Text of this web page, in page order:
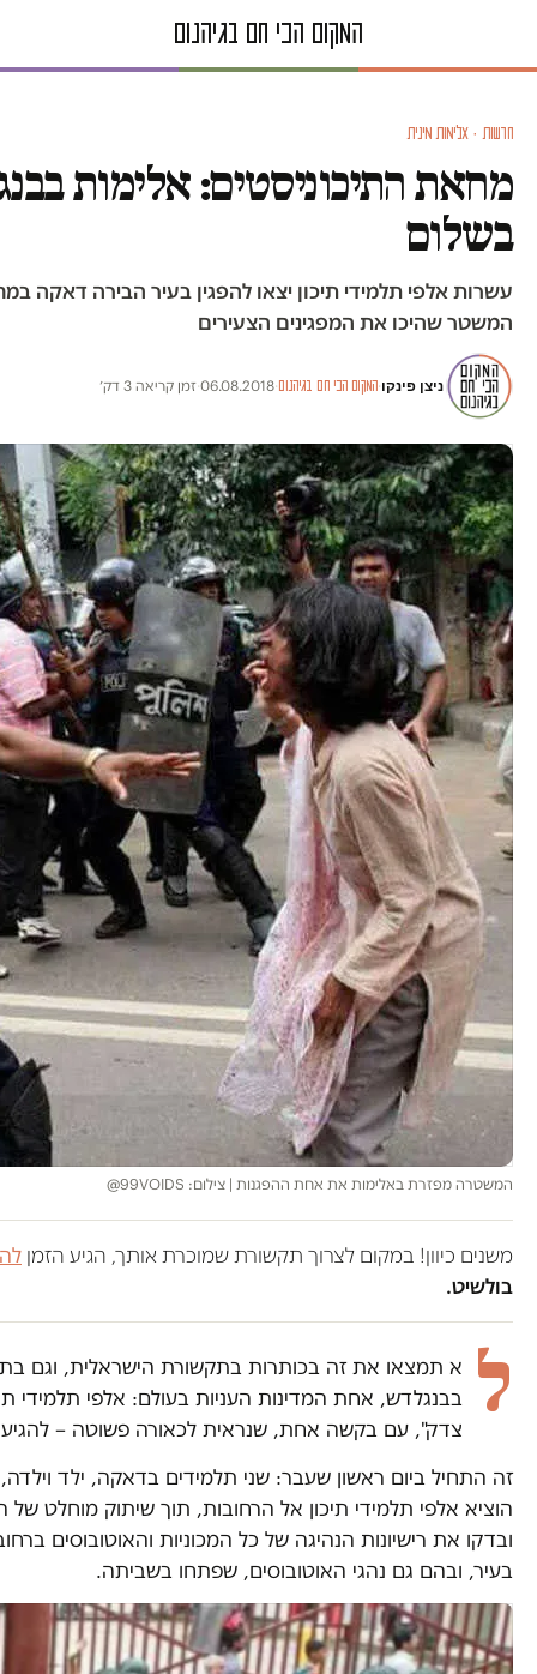
חדשות · אלימות מינית
מחאת התיכוניסטים: אלימות
בשלום
עשרות אלפי תלמידי תיכון יצאו להפגין בעיר הבירה דאקה
המשטר שהיכו את המפגינים הצעירים
ניצן פינקו·המקום הכי חם בגיהנום·
06.08.2018
·זמן קריאה 3 דק׳
המשטרה מפזרת באלימות את אחת ההפגנות | צילום: 99VOIDS@
משנים כיוון! במקום לצרוך תקשורת שמוכרת אותך, הגיע הזמן
בולשיט.
ל
א תמצאו את זה בכותרות בתקשורת הישראלית, וגם
בבנגלדש, אחת המדינות העניות בעולם: אלפי תלמידי
צדק", עם בקשה אחת, שנראית לכאורה פשוטה –
זה התחיל ביום ראשון שעבר: שני תלמידים בדאקה, ילד
ובדקו את רישיונות הנהיגה של כל המכוניות והאוטובוסים
בעיר, ובהם גם נהגי האוטובוסים, שפתחו בשביתה.